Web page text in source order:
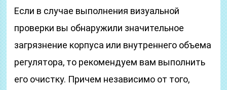
Если в случае выполнения визуальной
проверки вы обнаружили значительное
загрязнение корпуса или внутреннего объема
регулятора, то рекомендуем вам выполнить
его очистку. Причем независимо от того,